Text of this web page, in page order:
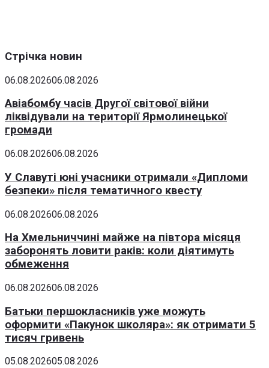
Стрічка новин
06.08.202606.08.2026
Авіабомбу часів Другої світової війни
ліквідували на території Ярмолинецької
громади
06.08.202606.08.2026
У Славуті юні учасники отримали «Дипломи
безпеки» після тематичного квесту
06.08.202606.08.2026
На Хмельниччині майже на півтора місяця
заборонять ловити раків: коли діятимуть
обмеження
06.08.202606.08.2026
Батьки першокласників уже можуть
оформити «Пакунок школяра»: як отримати 5
тисяч гривень
05.08.202605.08.2026